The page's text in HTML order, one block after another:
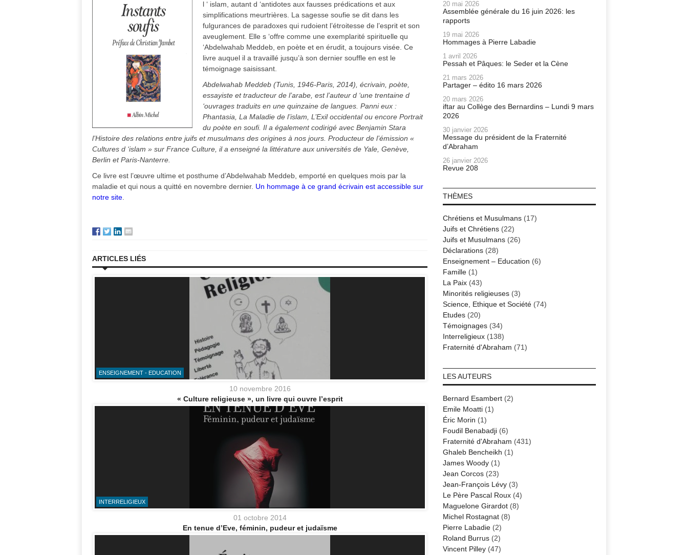
l ‘ islam, autant d ‘antidotes aux fausses prédications et aux
simplifications meurtrières. La sagesse soufie se dit dans les
fulgurances de paradoxes qui rudoient l’étroitesse de l’esprit et son
aveuglement. Elle s ‘offre comme une exemplarité spirituelle qu
‘Abdelwahab Meddeb, en poète et en érudit, a toujours visée. Ce
livre auquel il a travaillé jusqu’à son dernier souffle en est le
témoignage saisissant.
Abdelwahab Meddeb (Tunis, 1946-Paris, 2014), écrivain, poète,
essayiste et traducteur de l’arabe, est l’auteur d ‘une trentaine d
‘ouvrages traduits en une quinzaine de langues. Panni eux :
Phantasia, La Maladie de l’islam, L’Exil occidental ou encore Portrait
du poète en soufi. Il a également codirigé avec Benjamin Stara
l’Histoire des relations entre juifs et musulmans des origines à nos jours. Producteur de l’émission «
Cultures d ‘islam » sur France Culture, il a enseigné la littérature aux universités de Yale, Genève,
Berlin et Paris-Nanterre.
Ce livre est l’œuvre ultime et posthume d’Abdelwahab Meddeb, emporté en quelques mois par la
maladie et qui nous a quitté en novembre dernier. Un hommage à ce grand écrivain est accessible sur
notre site
ARTICLES LIÉS
ENSEIGNEMENT - EDUCATION
10 novembre 2016
« Culture religieuse », un livre qui ouvre l’esprit
INTERRELIGIEUX
01 octobre 2014
En tenue d’Eve, féminin, pudeur et judaïsme
20 mai 2026
Assemblée générale du 16 juin 2026: les
rapports
19 mai 2026
Hommages à Pierre Labadie
1 avril 2026
Pessah et Pâques: le Seder et la Cène
21 mars 2026
Partager – édito 16 mars 2026
20 mars 2026
iftar au Collège des Bernardins – Lundi 9 mars
2026
30 janvier 2026
Message du président de la Fraternité
d’Abraham
26 janvier 2026
Revue 208
THÈMES
Chrétiens et Musulmans(17)
Juifs et Chrétiens(22)
Juifs et Musulmans(26)
Déclarations(28)
Enseignement – Education (6)
Famille(1)
La Paix(43)
Minorités religieuses(3)
Science, Ethique et Société(74)
Etudes(20)
Témoignages(34)
Interreligieux(138)
Fraternité d'Abraham (71)
LES AUTEURS
Bernard Esambert(2)
Emile Moatti(1)
Éric Morin (1)
Foudil Benabadji(6)
Fraternité d'Abraham (431)
Ghaleb Bencheikh (1)
James Woody(1)
Jean Corcos(23)
Jean-François Lévy(3)
Le Père Pascal Roux(4)
Maguelone Girardot(8)
Michel Rostagnat(8)
Pierre Labadie(2)
Roland Burrus(2)
Vincent Pilley(47)